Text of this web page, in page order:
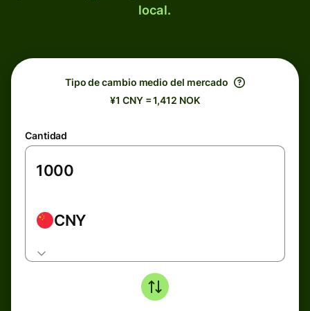
local.
Tipo de cambio medio del mercado
¥1 CNY = 1,412 NOK
Cantidad
CNY